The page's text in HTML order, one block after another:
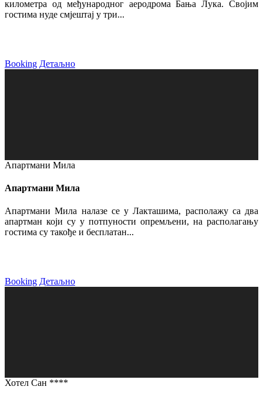
километра од међународног аеродрома Бања Лука. Својим
гостима нуде смјештај у три...
Booking Детаљно
Апартмани Мила
Апартмани Мила
Апартмани Мила налазе се у Лакташима, располажу са два
апартман који су у потпуности опремљени, на располагању
гостима су такође и бесплатан...
Booking Детаљно
Хотел Сан ****